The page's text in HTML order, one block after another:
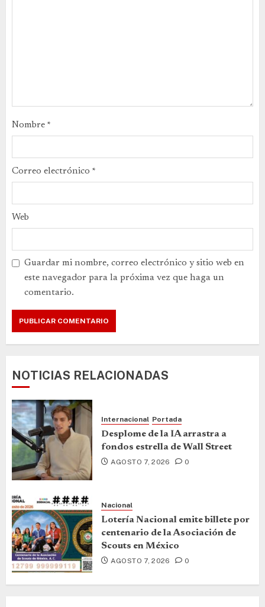
Nombre *
Correo electrónico *
Web
Guardar mi nombre, correo electrónico y sitio web en
este navegador para la próxima vez que haga un
comentario.
NOTICIAS RELACIONADAS
Internacional Portada
Desplome de la IA arrastra a
fondos estrella de Wall Street
AGOSTO 7, 2026 0
Nacional
Lotería Nacional emite billete por
centenario de la Asociación de
Scouts en México
AGOSTO 7, 2026 0